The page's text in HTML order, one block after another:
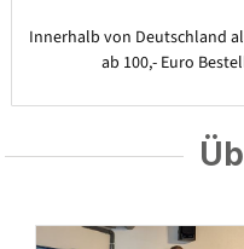
Innerhalb von Deutschland
ab 100,- Euro